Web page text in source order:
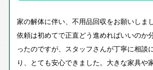
家の解体に伴い、不用品回収をお願いしま
依頼は初めてで正直どう進めればいいのか
ったのですが、スタッフさんが丁寧に相談
り、とても安心できました。大きな家具や